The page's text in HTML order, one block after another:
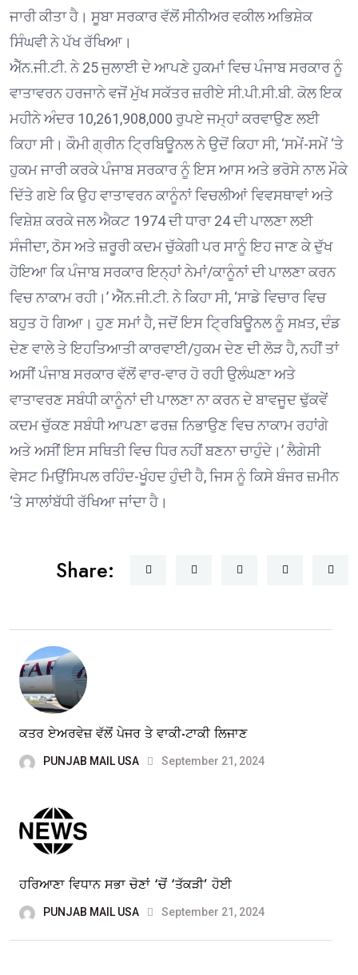
ਜਾਰੀ ਕੀਤਾ ਹੈ। ਸੂਬਾ ਸਰਕਾਰ ਵੱਲੋਂ ਸੀਨੀਅਰ ਵਕੀਲ ਅਭਿਸ਼ੇਕ
ਸਿੰਘਵੀ ਨੇ ਪੱਖ ਰੱਖਿਆ।
ਐੱਨ.ਜੀ.ਟੀ. ਨੇ 25 ਜੁਲਾਈ ਦੇ ਆਪਣੇ ਹੁਕਮਾਂ ਵਿਚ ਪੰਜਾਬ ਸਰਕਾਰ ਨੂੰ
ਵਾਤਾਵਰਨ ਹਰਜਾਨੇ ਵਜੋਂ ਮੁੱਖ ਸਕੱਤਰ ਜ਼ਰੀਏ ਸੀ.ਪੀ.ਸੀ.ਬੀ. ਕੋਲ ਇਕ
ਮਹੀਨੇ ਅੰਦਰ 10,261,908,000 ਰੁਪਏ ਜਮ੍ਹਾਂ ਕਰਵਾਉਣ ਲਈ
ਕਿਹਾ ਸੀ। ਕੌਮੀ ਗ੍ਰੀਨ ਟ੍ਰਿਬਿਊਨਲ ਨੇ ਉਦੋਂ ਕਿਹਾ ਸੀ, ‘ਸਮੇਂ-ਸਮੇਂ ‘ਤੇ
ਹੁਕਮ ਜਾਰੀ ਕਰਕੇ ਪੰਜਾਬ ਸਰਕਾਰ ਨੂੰ ਇਸ ਆਸ ਅਤੇ ਭਰੋਸੇ ਨਾਲ ਮੌਕੇ
ਦਿੱਤੇ ਗਏ ਕਿ ਉਹ ਵਾਤਾਵਰਨ ਕਾਨੂੰਨਾਂ ਵਿਚਲੀਆਂ ਵਿਵਸਥਾਵਾਂ ਅਤੇ
ਵਿਸ਼ੇਸ਼ ਕਰਕੇ ਜਲ ਐਕਟ 1974 ਦੀ ਧਾਰਾ 24 ਦੀ ਪਾਲਣਾ ਲਈ
ਸੰਜੀਦਾ, ਠੋਸ ਅਤੇ ਜ਼ਰੂਰੀ ਕਦਮ ਚੁੱਕੇਗੀ ਪਰ ਸਾਨੂੰ ਇਹ ਜਾਣ ਕੇ ਦੁੱਖ
ਹੋਇਆ ਕਿ ਪੰਜਾਬ ਸਰਕਾਰ ਇਨ੍ਹਾਂ ਨੇਮਾਂ/ਕਾਨੂੰਨਾਂ ਦੀ ਪਾਲਣਾ ਕਰਨ
ਵਿਚ ਨਾਕਾਮ ਰਹੀ।’ ਐੱਨ.ਜੀ.ਟੀ. ਨੇ ਕਿਹਾ ਸੀ, ‘ਸਾਡੇ ਵਿਚਾਰ ਵਿਚ
ਬਹੁਤ ਹੋ ਗਿਆ। ਹੁਣ ਸਮਾਂ ਹੈ, ਜਦੋਂ ਇਸ ਟ੍ਰਿਬਿਊਨਲ ਨੂੰ ਸਖ਼ਤ, ਦੰਡ
ਦੇਣ ਵਾਲੇ ਤੇ ਇਹਤਿਆਤੀ ਕਾਰਵਾਈ/ਹੁਕਮ ਦੇਣ ਦੀ ਲੋੜ ਹੈ, ਨਹੀਂ ਤਾਂ
ਅਸੀਂ ਪੰਜਾਬ ਸਰਕਾਰ ਵੱਲੋਂ ਵਾਰ-ਵਾਰ ਹੋ ਰਹੀ ਉਲੰਘਣਾ ਅਤੇ
ਵਾਤਾਵਰਣ ਸਬੰਧੀ ਕਾਨੂੰਨਾਂ ਦੀ ਪਾਲਣਾ ਨਾ ਕਰਨ ਦੇ ਬਾਵਜੂਦ ਢੁੱਕਵੇਂ
ਕਦਮ ਚੁੱਕਣ ਸਬੰਧੀ ਆਪਣਾ ਫਰਜ਼ ਨਿਭਾਉਣ ਵਿਚ ਨਾਕਾਮ ਰਹਾਂਗੇ
ਅਤੇ ਅਸੀਂ ਇਸ ਸਥਿਤੀ ਵਿਚ ਧਿਰ ਨਹੀਂ ਬਣਨਾ ਚਾਹੁੰਦੇ।’ ਲੈਗੇਸੀ
ਵੇਸਟ ਮਿਉਂਸਿਪਲ ਰਹਿੰਦ-ਖੂੰਹਦ ਹੁੰਦੀ ਹੈ, ਜਿਸ ਨੂੰ ਕਿਸੇ ਬੰਜਰ ਜ਼ਮੀਨ
‘ਤੇ ਸਾਲਾਂਬੱਧੀ ਰੱਖਿਆ ਜਾਂਦਾ ਹੈ।
Share:
ਕਤਰ ਏਅਰਵੇਜ਼ ਵੱਲੋਂ ਪੇਜਰ ਤੇ ਵਾਕੀ-ਟਾਕੀ ਲਿਜਾਣ
PUNJAB MAIL USA September 21, 2024
ਹਰਿਆਣਾ ਵਿਧਾਨ ਸਭਾ ਚੋਣਾਂ ‘ਚੋਂ ‘ਤੱਕੜੀ’ ਹੋਈ
PUNJAB MAIL USA September 21, 2024